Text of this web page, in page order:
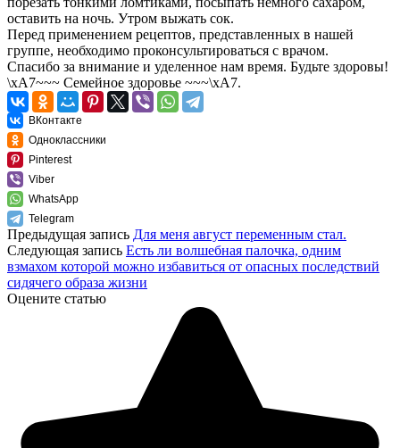
оставить на ночь. Утром выжать сок.
Перед применением рецептов, представленных в нашей
группе, необходимо проконсультироваться с врачом.
Спасибо за внимание и уделенное нам время. Будьте здоровы!
\xA7~~~ Семейное здоровье ~~~\xA7.
ВКонтакте
Одноклассники
Pinterest
Viber
WhatsApp
Telegram
Предыдущая запись Для меня август переменным стал.
Следующая запись Есть ли волшебная палочка, одним
взмахом которой можно избавиться от опасных последствий
сидячего образа жизни
Оцените статью